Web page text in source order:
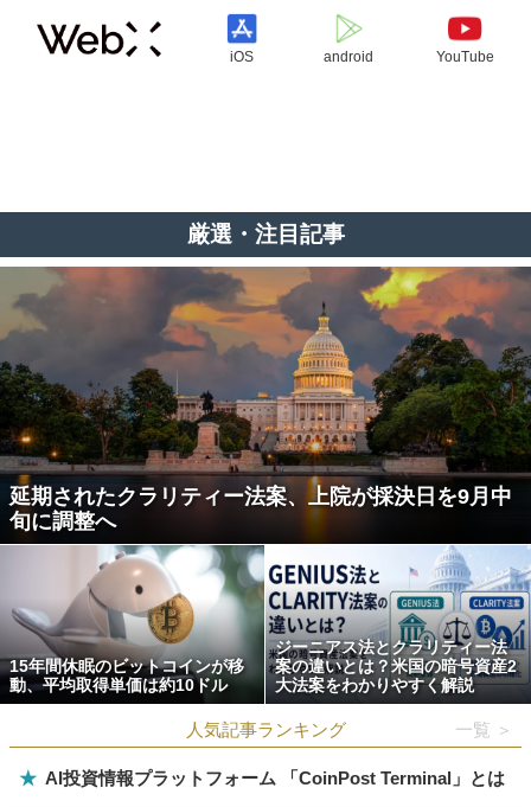
iOS android YouTube
厳選・注目記事
延期されたクラリティー法案、上院が採決日を9月中
旬に調整へ
15年間休眠のビットコインが移
動、平均取得単価は約10ドル
ジーニアス法とクラリティー法
案の違いとは？米国の暗号資産2
大法案をわかりやすく解説
人気記事ランキング 一覧 ＞
★ AI投資情報プラットフォーム 「CoinPost Terminal」とは